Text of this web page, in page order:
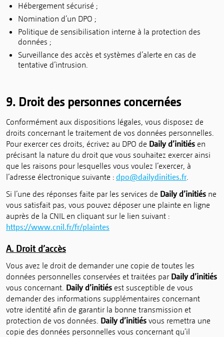
Hébergement sécurisé ;
Nomination d’un DPO ;
Politique de sensibilisation interne à la protection des
données ;
Surveillance des accès et systèmes d’alerte en cas de
tentative d’intrusion.
9. Droit des personnes concernées
Conformément aux dispositions légales, vous disposez de
droits concernant le traitement de vos données personnelles.
Pour exercer ces droits, écrivez au DPO de Daily d’initiés en
précisant la nature du droit que vous souhaitez exercer ainsi
que les raisons pour lesquelles vous voulez l’exercer, à
l’adresse électronique suivante : dpo@dailydinities.fr.
Si l’une des réponses faite par les services de Daily d’initiés ne
vous satisfait pas, vous pouvez déposer une plainte en ligne
auprès de la CNIL en cliquant sur le lien suivant :
https://www.cnil.fr/fr/plaintes
A. Droit d’accès
Vous avez le droit de demander une copie de toutes les
données personnelles conservées et traitées par Daily d’initiés
vous concernant. Daily d’initiés est susceptible de vous
demander des informations supplémentaires concernant
votre identité afin de garantir la bonne transmission et
protection de vos données. Daily d’initiés vous remettra une
copie des données personnelles vous concernant qu’il